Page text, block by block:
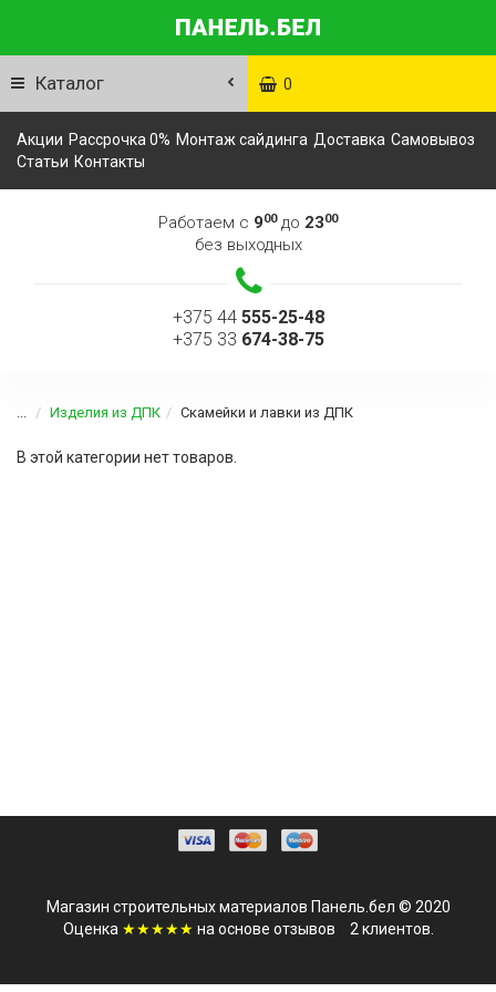
Каталог 0
Акции Рассрочка 0% Монтаж сайдинга Доставка Самовывоз
Статьи Контакты
Работаем с 900до 2300
без выходных
+375 44 555-25-48
+375 33 674-38-75
... Изделия из ДПК Скамейки и лавки из ДПК
В этой категории нет товаров.
Магазин строительных материалов Панель.бел © 2020
Оценка ★★★★★ на основе отзывов 2 клиентов.